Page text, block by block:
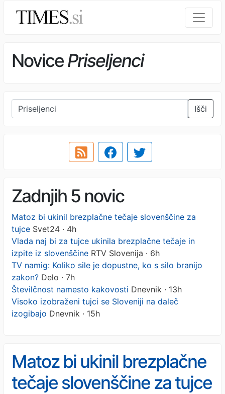
NovicePriseljenci
Išči
Zadnjih 5 novic
Matoz bi ukinil brezplačne tečaje slovenščine za
tujce Svet24 · 4h
Vlada naj bi za tujce ukinila brezplačne tečaje in
izpite iz slovenščine RTV Slovenija · 6h
TV namig: Koliko sile je dopustne, ko s silo branijo
zakon? Delo · 7h
Številčnost namesto kakovosti Dnevnik · 13h
Visoko izobraženi tujci se Sloveniji na daleč
izogibajo Dnevnik · 15h
Matoz bi ukinil brezplačne
tečaje slovenščine za tujce